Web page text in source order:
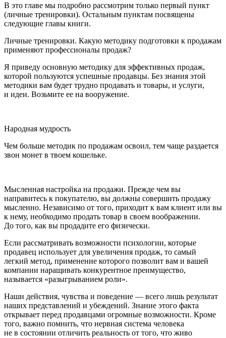
В это главе мы подробно рассмотрим только первый пункт
(личные тренировки). Остальным пунктам посвящены
следующие главы книги.
Личные тренировки. Какую методику подготовки к продажам
применяют профессионалы продаж?
Я приведу основную методику для эффективных продаж,
которой пользуются успешные продавцы. Без знания этой
методики вам будет трудно продавать и товары, и услуги,
и идеи. Возьмите ее на вооружение.
Народная мудрость
Чем больше методик по продажам освоил, тем чаще раздается
звон монет в твоем кошельке.
Мысленная настройка на продажи. Прежде чем вы
направитесь к покупателю, вы должны совершить продажу
мысленно. Независимо от того, приходит к вам клиент или вы
к нему, необходимо продать товар в своем воображении.
До того, как вы продадите его физически.
Если рассматривать возможности психологии, которые
продавец использует для увеличения продаж, то самый
легкий метод, применение которого позволит вам и вашей
компании наращивать конкурентное преимущество,
называется «разыгрыванием роли».
Наши действия, чувства и поведение — всего лишь результат
наших представлений и убеждений. Знание этого факта
открывает перед продавцами огромные возможности. Кроме
того, важно помнить, что нервная система человека
не в состоянии отличить реальность от того, что живо